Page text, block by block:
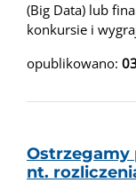
(Big Data) lub
konkursie i
opublikowano:
Ostrzegamy
nt.